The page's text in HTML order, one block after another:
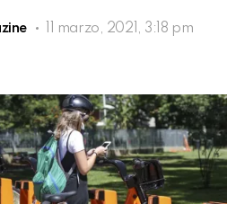
11 marzo, 2021, 3:18 pm